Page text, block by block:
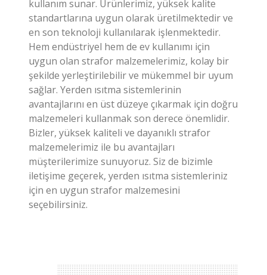
Hem endüstriyel hem de ev kullanımı için
uygun olan strafor malzemelerimiz, kolay bir
şekilde yerleştirilebilir ve mükemmel bir uyum
sağlar. Yerden ısıtma sistemlerinin
avantajlarını en üst düzeye çıkarmak için doğru
malzemeleri kullanmak son derece önemlidir.
Bizler, yüksek kaliteli ve dayanıklı strafor
malzemelerimiz ile bu avantajları
müşterilerimize sunuyoruz. Siz de bizimle
iletişime geçerek, yerden ısıtma sistemleriniz
için en uygun strafor malzemesini
seçebilirsiniz.